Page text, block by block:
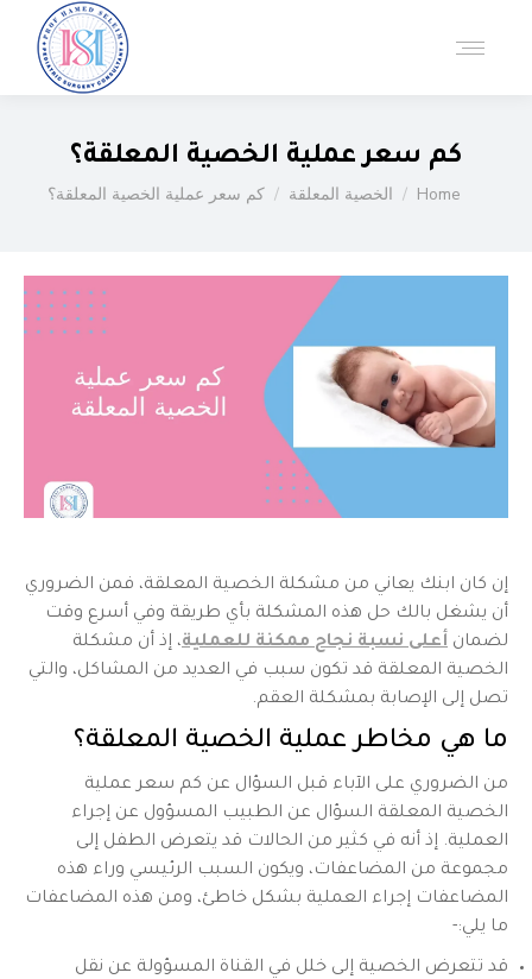
كم سعر عملية الخصية المعلقة؟
You are here:
Home الخصية المعلقة كم سعر عملية الخصية المعلقة؟
إن كان ابنك يعاني من مشكلة الخصية المعلقة، فمن الضروري
أن يشغل بالك حل هذه المشكلة بأي طريقة وفي أسرع وقت
لضمان أعلى نسبة نجاح ممكنة للعملية، إذ أن مشكلة
الخصية المعلقة قد تكون سبب في العديد من المشاكل، والتي
تصل إلى الإصابة بمشكلة العقم.
ما هي مخاطر عملية الخصية المعلقة؟
من الضروري على الآباء قبل السؤال عن كم سعر عملية
الخصية المعلقة السؤال عن الطبيب المسؤول عن إجراء
العملية. إذ أنه في كثير من الحالات قد يتعرض الطفل إلى
مجموعة من المضاعفات، ويكون السبب الرئيسي وراء هذه
المضاعفات إجراء العملية بشكل خاطئ، ومن هذه المضاعفات
ما يلي:-
قد تتعرض الخصية إلى خلل في القناة المسؤولة عن نقل